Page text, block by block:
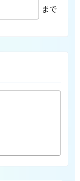
まで